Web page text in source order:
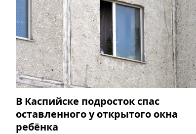
В Каспийске подросток спас
оставленного у открытого окна
ребёнка